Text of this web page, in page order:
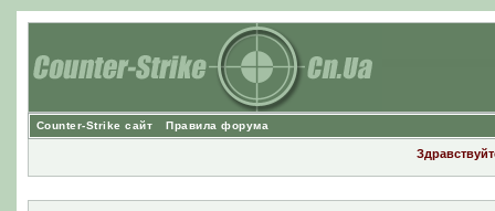
Counter-Strike сайт Правила форума